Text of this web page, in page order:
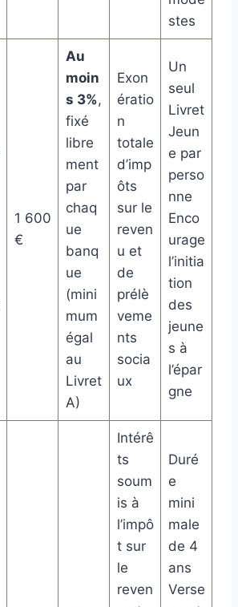
stes
1 600
€
Au
moin
s 3%,
fixé
libre
ment
par
chaq
ue
banq
ue
(mini
mum
égal
au
Livret
A)
Exon
ératio
n
totale
d’imp
ôts
sur le
reven
u et
de
prélè
veme
nts
socia
ux
Un
seul
Livret
Jeun
e par
perso
nne
Enco
urage
l’initia
tion
des
jeune
s à
l’épar
gne
Intérê
ts
soum
is à
l’impô
t sur
le
reven
Duré
e
mini
male
de 4
ans
Verse